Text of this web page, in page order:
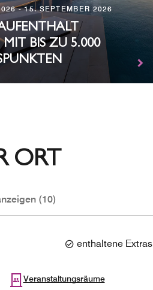
- 15. SEPTEMBER 2026
BIS ZU 5.000
ORT
(10)
enthaltene Extras
Veranstaltungsräume